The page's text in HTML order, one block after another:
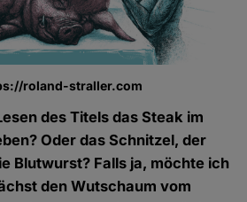
roland-straller.com
des Titels das Steak im
Oder das Schnitzel, der
Blutwurst? Falls ja, möchte ich
den Wutschaum vom